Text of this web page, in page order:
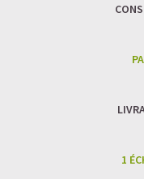
Un goût
Idéal pour :
hydrater, et
Matcha
SAWONDO
✅ Sans sucre raffiné
1